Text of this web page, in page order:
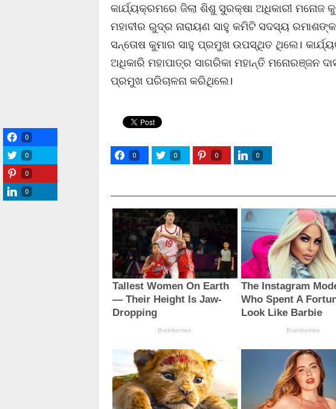
କାର୍ଯ୍ୟକ୍ରମରେ ଜିଲା ଶିଶୁ ସୁରକ୍ଷା ଅଧିକାରୀ
ମହାବୀର ରୁଦ୍ର ନାରାୟଣ ସାହୁ କମିଟି ସଦସ୍ୟ
ସନ୍ତୋଷ କୁମାର ସାହୁ ପ୍ରମୁଖ ଉପସ୍ଥିତ ଥିଲେ।
ଅଧିକାରି ମହାପାତ୍ର ସାଗରିକା ମହାନ୍ତି ମନୋରଞ୍ଜନ
ପ୍ରମୁଖ ପରିଚାଳନା କରିଥିଲେ।
0 0 0 0
0
0
0
0